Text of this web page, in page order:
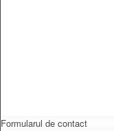
Formularul de contact